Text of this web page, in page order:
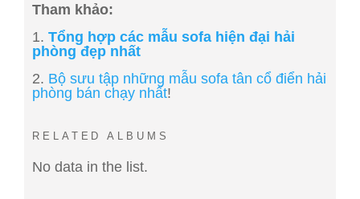
Tham khảo:
1. Tổng hợp các mẫu sofa hiện đại hải
phòng đẹp nhất
2. Bộ sưu tập những mẫu sofa tân cổ điển hải
phòng bán chạy nhất!
RELATED ALBUMS
No data in the list.